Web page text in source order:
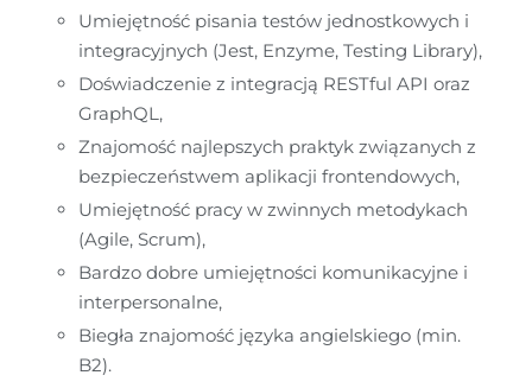
Umiejętność pisania testów jednostkowych i
integracyjnych (Jest, Enzyme, Testing Library),
Doświadczenie z integracją RESTful API oraz
GraphQL,
Znajomość najlepszych praktyk związanych z
bezpieczeństwem aplikacji frontendowych,
Umiejętność pracy w zwinnych metodykach
(Agile, Scrum),
Bardzo dobre umiejętności komunikacyjne i
interpersonalne,
Biegła znajomość języka angielskiego (min.
B2).